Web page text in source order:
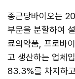
종근당바이오는
부문을 분할하여
료의약품, 프로바
고 생산하는 업체
83.3%를 차지하